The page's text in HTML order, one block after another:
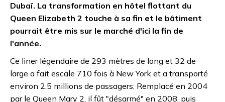
Dubaï. La transformation en hôtel flottant du
Queen Elizabeth 2 touche à sa fin et le bâtiment
pourrait être mis sur le marché d'ici la fin de
l'année.
Ce liner légendaire de 293 mètres de long et 32 de
large a fait escale 710 fois à New York et a transporté
environ 2.5 millions de passagers. Remplacé en 2004
par le Queen Mary 2, il fût "désarmé" en 2008, puis